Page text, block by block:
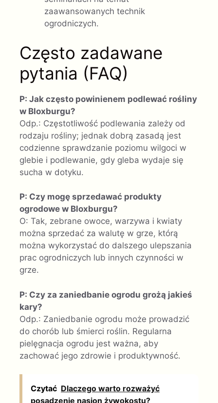
zaawansowanych technik
ogrodniczych.
Często zadawane
pytania (FAQ)
P: Jak często powinienem podlewać rośliny
w Bloxburgu?
Odp.: Częstotliwość podlewania zależy od
rodzaju rośliny; jednak dobrą zasadą jest
codzienne sprawdzanie poziomu wilgoci w
glebie i podlewanie, gdy gleba wydaje się
sucha w dotyku.
P: Czy mogę sprzedawać produkty
ogrodowe w Bloxburgu?
O: Tak, zebrane owoce, warzywa i kwiaty
można sprzedać za walutę w grze, którą
można wykorzystać do dalszego ulepszania
prac ogrodniczych lub innych czynności w
grze.
P: Czy za zaniedbanie ogrodu grożą jakieś
kary?
Odp.: Zaniedbanie ogrodu może prowadzić
do chorób lub śmierci roślin. Regularna
pielęgnacja ogrodu jest ważna, aby
zachować jego zdrowie i produktywność.
Czytać Dlaczego warto rozważyć
posadzenie nasion żywokostu?